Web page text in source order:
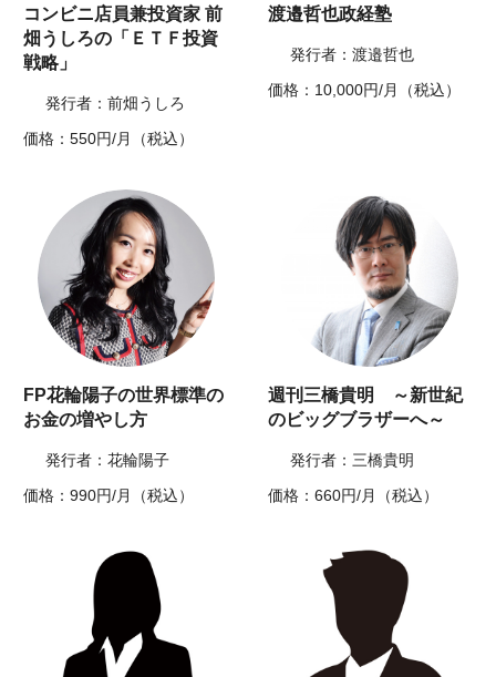
コンビニ店員兼投資家 前
畑うしろの「ＥＴＦ投資
戦略」
発行者：前畑うしろ
価格：550円/月（税込）
渡邉哲也政経塾
発行者：渡邉哲也
価格：10,000円/月（税込）
FP花輪陽子の世界標準の
お金の増やし方
発行者：花輪陽子
価格：990円/月（税込）
週刊三橋貴明 ～新世紀
のビッグブラザーへ～
発行者：三橋貴明
価格：660円/月（税込）